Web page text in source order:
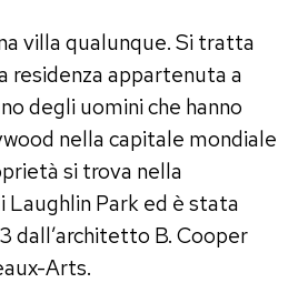
villa qualunque. Si tratta
residenza appartenuta a
degli uomini che hanno
nella capitale mondiale
si trova nella
Laughlin Park ed è stata
dall’architetto B. Cooper
Arts.